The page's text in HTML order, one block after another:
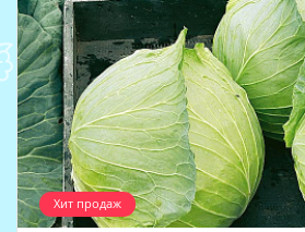
Хит продаж